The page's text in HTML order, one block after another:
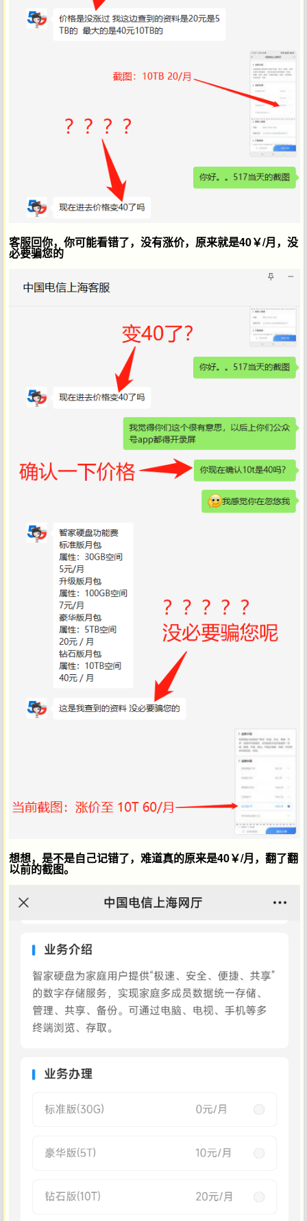
客服回你，你可能看错了，没有涨价，原来就是40￥/月， 没
必要骗您的
想想，是不是自己记错了，难道真的原来是40￥/月，翻了翻
以前的截图。